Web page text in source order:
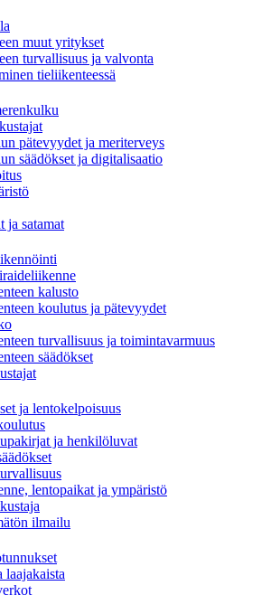
muut yritykset
turvallisuus ja valvonta
tieliikenteessä
pätevyydet ja meriterveys
säädökset ja digitalisaatio
ja satamat
kalusto
koulutus ja pätevyydet
turvallisuus ja toimintavarmuus
säädökset
ja lentokelpoisuus
ja henkilöluvat
lentopaikat ja ympäristö
ilmailu
laajakaista